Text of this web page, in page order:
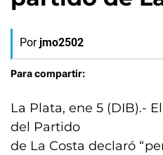
Por jmo2502
Para compartir:
La Plata, ene 5 (DIB).-
del Partido
de La Costa declaró